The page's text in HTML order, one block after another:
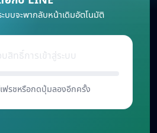
บบจะพากลับหน้าเดิมอัตโนมัติ
สิทธิ์การเข้าสู่ระบบ
เฟรชหรือกดปุ่มลองอีกครั้ง